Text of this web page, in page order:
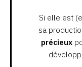
Si elle est
sa
précieux